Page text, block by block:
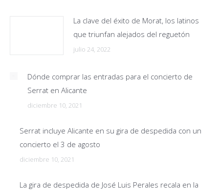
La clave del éxito de Morat, los latinos
que triunfan alejados del reguetón
julio 24, 2022
Dónde comprar las entradas para el concierto de
Serrat en Alicante
diciembre 10, 2021
Serrat incluye Alicante en su gira de despedida con un
concierto el 3 de agosto
diciembre 10, 2021
La gira de despedida de José Luis Perales recala en la